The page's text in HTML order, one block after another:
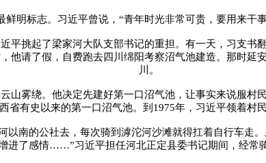
明标志。习近平曾说，“青年时光非常可贵，要用来干
平挑起了梁家河大队支部书记的重担。有一天，习支
他请了假，自费跑去四川绵阳考察沼气池建造。那时延
川。
山雾绕。他决定先建好第一口沼气池，让事实来说服
省有史以来的第一口沼气池。到1975年，习近平领着村
以南的公社去，每次骑到滹沱河沙滩就得扛着自行车走
进了感情……”习近平担任河北正定县委书记期间，经常